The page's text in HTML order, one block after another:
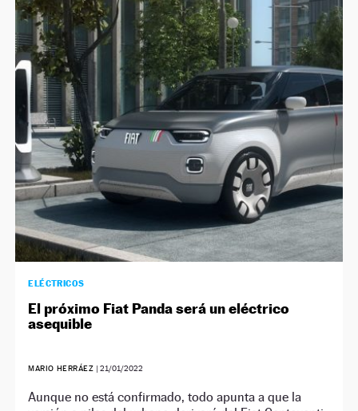
ELÉCTRICOS
El próximo Fiat Panda será un eléctrico
asequible
MARIO HERRÁEZ | 21/01/2022
Aunque no está confirmado, todo apunta a que la